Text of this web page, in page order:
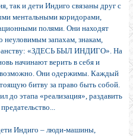
так и дети Индиго связаны друг с
ментальными коридорами,
полями. Они находят
неуловимым запахам, знакам,
«ЗДЕСЬ БЫЛ ИНДИГО». На
начинают верить в себя и
Они одержимы. Каждый
битву за право быть собой.
до этапа «реализация», раздавить
Индиго – люди-машины,